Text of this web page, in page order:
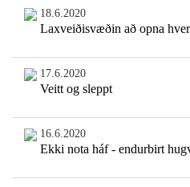
18.6.2020
Laxveiðisvæðin að opna
17.6.2020
Veitt og sleppt
16.6.2020
Ekki nota háf - endurbirt